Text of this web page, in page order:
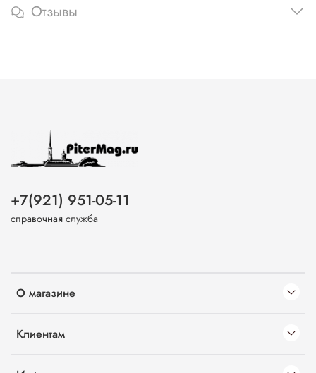
Отзывы
О магазине
Клиентам
+7(921) 951-05-11
справочная служба